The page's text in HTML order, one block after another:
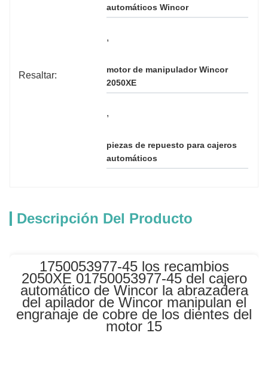
Resaltar:
automáticos Wincor
,
motor de manipulador Wincor
2050XE
,
piezas de repuesto para cajeros
automáticos
Descripción Del Producto
1750053977-45 los recambios
2050XE 01750053977-45 del cajero
automático de Wincor la abrazadera
del apilador de Wincor manipulan el
engranaje de cobre de los dientes del
motor 15